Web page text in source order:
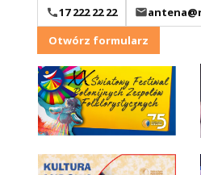
17 222 22 22
Otwórz formularz